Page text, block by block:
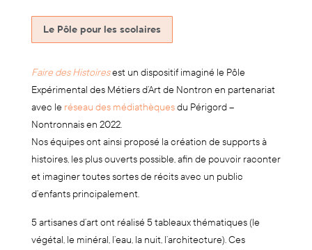
Le Pôle pour les scolaires
Faire des Histoiresest un dispositif imaginé le Pôle
Expérimental des Métiers d’Art de Nontron en partenariat
avec le réseau des médiathèquesdu Périgord –
Nontronnais en 2022.
Nos équipes ont ainsi proposé la création de supports à
histoires, les plus ouverts possible, afin de pouvoir raconter
et imaginer toutes sortes de récits avec un public
d’enfants principalement.
5 artisanes d’art ont réalisé 5 tableaux thématiques (le
végétal, le minéral, l’eau, la nuit, l’architecture). Ces